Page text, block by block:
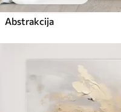
Abstrakcija